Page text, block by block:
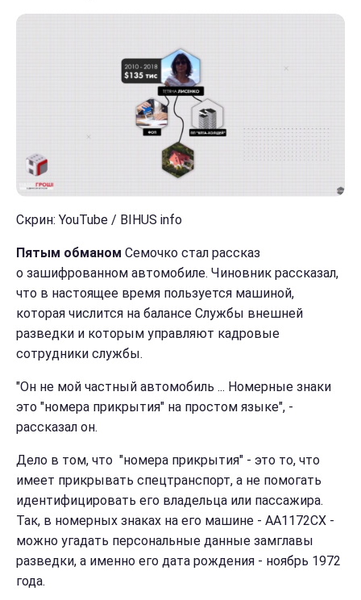
Скрин: YouTube / BIHUS info
Пятым обманом Семочко стал рассказ
о зашифрованном автомобиле. Чиновник рассказал,
что в настоящее время пользуется машиной,
которая числится на балансе Службы внешней
разведки и которым управляют кадровые
сотрудники службы.
"Он не мой частный автомобиль ... Номерные знаки
это "номера прикрытия" на простом языке", -
рассказал он.
Дело в том, что "номера прикрытия" - это то, что
имеет прикрывать спецтранспорт, а не помогать
идентифицировать его владельца или пассажира.
Так, в номерных знаках на его машине - АА1172СХ -
можно угадать персональные данные замглавы
разведки, а именно его дата рождения - ноябрь 1972
года.